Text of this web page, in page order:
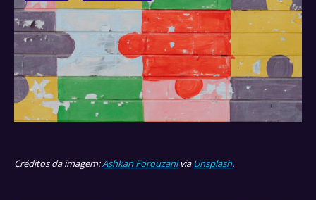
Créditos da imagem:Ashkan Forouzanivia Unsplash.